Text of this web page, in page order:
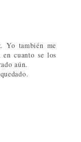
Yo también me
cuanto se los
aún.